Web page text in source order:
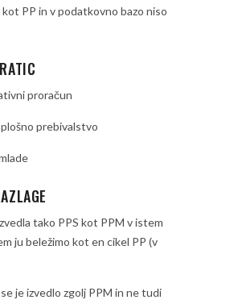
PP in v podatkovno bazo niso
proračun
prebivalstvo
tako PPS kot PPM v istem
ju beležimo kot en cikel PP (v
je izvedlo zgolj PPM in ne tudi